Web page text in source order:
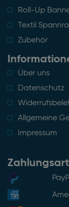
Roll-Up
Textil
Zubehör
Über uns
Datenschutz
Allgemeine
Impressum